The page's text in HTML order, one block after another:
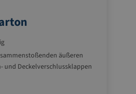
äußeren
und Deckelverschlussklappen